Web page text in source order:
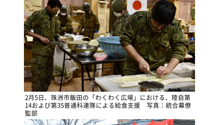
2月5日、珠洲市飯田の「わくわく広場」における、陸自第
14および第35普通科連隊による給食支援 写真：統合幕僚
監部